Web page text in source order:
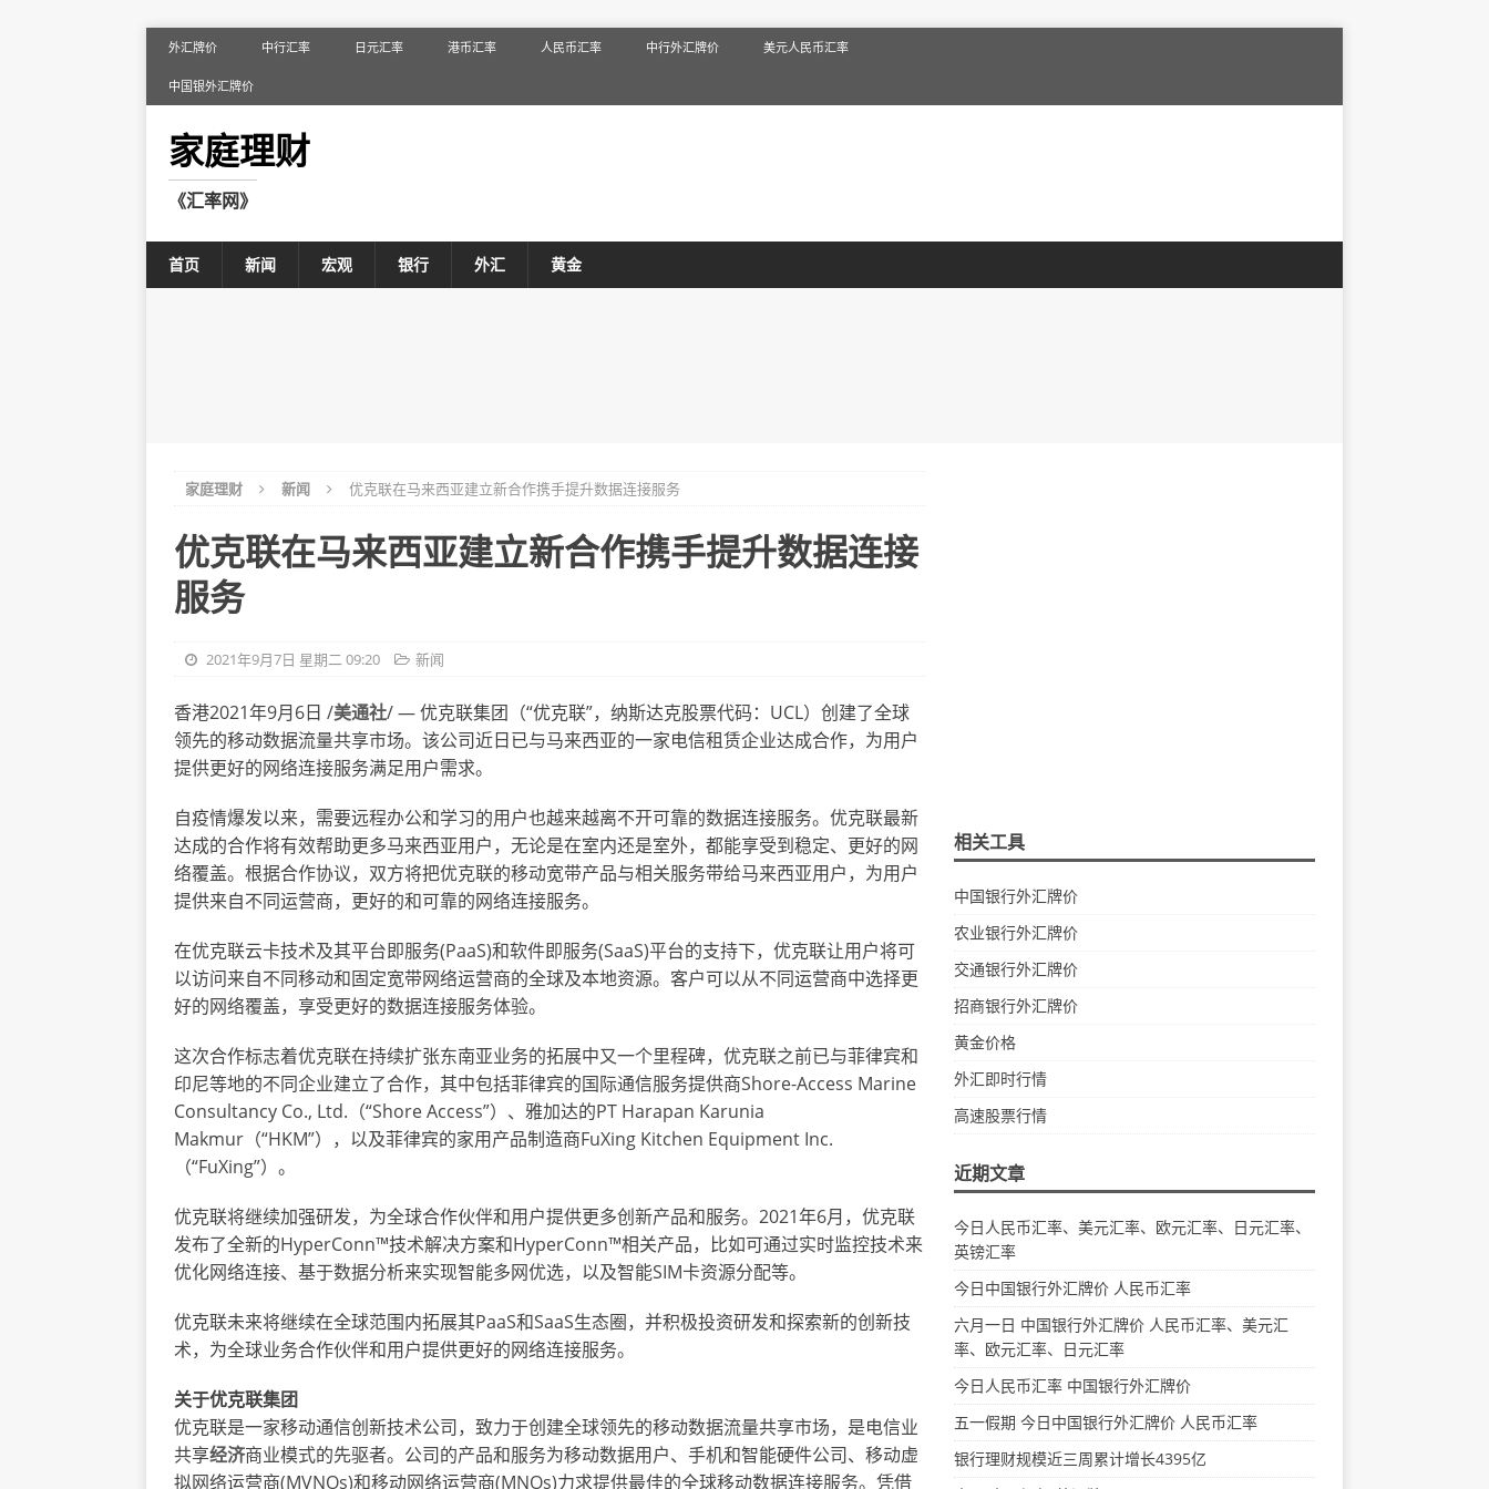
外汇牌价 中行汇率 日元汇率 港币汇率 人民币汇率 中行外汇牌价 美元人民币汇率
中国银外汇牌价
家庭理财
《汇率网》
首页 新闻 宏观 银行 外汇 黄金
家庭理财 新闻 优克联在马来西亚建立新合作携手提升数据连接服务
优克联在马来西亚建立新合作携手提升数据连接
服务
2021年9月7日 星期二 09:20 新闻
香港2021年9月6日 /美通社/ — 优克联集团（“优克联”，纳斯达克股票代码：UCL）创建了全球
领先的移动数据流量共享市场。该公司近日已与马来西亚的一家电信租赁企业达成合作，为用户
提供更好的网络连接服务满足用户需求。
自疫情爆发以来，需要远程办公和学习的用户也越来越离不开可靠的数据连接服务。优克联最新
达成的合作将有效帮助更多马来西亚用户，无论是在室内还是室外，都能享受到稳定、更好的网
络覆盖。根据合作协议，双方将把优克联的移动宽带产品与相关服务带给马来西亚用户，为用户
提供来自不同运营商，更好的和可靠的网络连接服务。
在优克联云卡技术及其平台即服务(PaaS)和软件即服务(SaaS)平台的支持下，优克联让用户将可
以访问来自不同移动和固定宽带网络运营商的全球及本地资源。客户可以从不同运营商中选择更
好的网络覆盖，享受更好的数据连接服务体验。
这次合作标志着优克联在持续扩张东南亚业务的拓展中又一个里程碑，优克联之前已与菲律宾和
印尼等地的不同企业建立了合作，其中包括菲律宾的国际通信服务提供商Shore-Access Marine
Consultancy Co., Ltd.（“Shore Access”）、雅加达的PT Harapan Karunia
Makmur（“HKM”），以及菲律宾的家用产品制造商FuXing Kitchen Equipment Inc.
（“FuXing”）。
优克联将继续加强研发，为全球合作伙伴和用户提供更多创新产品和服务。2021年6月，优克联
发布了全新的HyperConn™技术解决方案和HyperConn™相关产品，比如可通过实时监控技术来
优化网络连接、基于数据分析来实现智能多网优选，以及智能SIM卡资源分配等。
优克联未来将继续在全球范围内拓展其PaaS和SaaS生态圈，并积极投资研发和探索新的创新技
术，为全球业务合作伙伴和用户提供更好的网络连接服务。
关于优克联集团
优克联是一家移动通信创新技术公司，致力于创建全球领先的移动数据流量共享市场，是电信业
共享经济商业模式的先驱者。公司的产品和服务为移动数据用户、手机和智能硬件公司、移动虚
拟网络运营商(MVNOs)和移动网络运营商(MNOs)力求提供最佳的全球移动数据连接服务。凭借
相关工具
中国银行外汇牌价
农业银行外汇牌价
交通银行外汇牌价
招商银行外汇牌价
黄金价格
外汇即时行情
高速股票行情
近期文章
今日人民币汇率、美元汇率、欧元汇率、日元汇率、
英镑汇率
今日中国银行外汇牌价 人民币汇率
六月一日 中国银行外汇牌价 人民币汇率、美元汇
率、欧元汇率、日元汇率
今日人民币汇率 中国银行外汇牌价
五一假期 今日中国银行外汇牌价 人民币汇率
银行理财规模近三周累计增长4395亿